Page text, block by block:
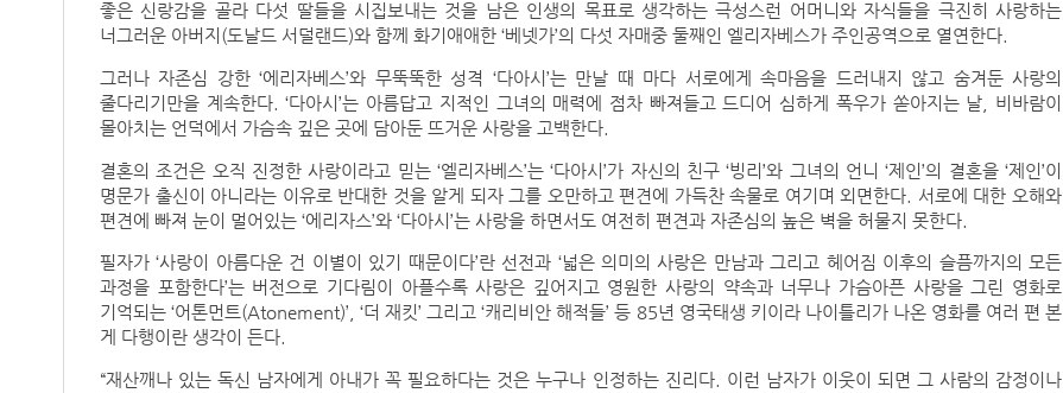
좋은 신랑감을 골라 다섯 딸들을 시집보내는 것을 남은 인생의 목표로 생각하는 극성스런 어머니와 자식들을 극진히 사랑하는
너그러운 아버지(도날드 서덜랜드)와 함께 화기애애한 ‘베넷가’의 다섯 자매중 둘째인 엘리자베스가 주인공역으로 열연한다.
그러나 자존심 강한 ‘에리자베스’와 무뚝뚝한 성격 ‘다아시’는 만날 때 마다 서로에게 속마음을 드러내지 않고 숨겨둔 사랑의
줄다리기만을 계속한다. ‘다아시’는 아름답고 지적인 그녀의 매력에 점차 빠져들고 드디어 심하게 폭우가 쏟아지는 날, 비바람이
몰아치는 언덕에서 가슴속 깊은 곳에 담아둔 뜨거운 사랑을 고백한다.
결혼의 조건은 오직 진정한 사랑이라고 믿는 ‘엘리자베스’는 ‘다아시’가 자신의 친구 ‘빙리’와 그녀의 언니 ‘제인’의 결혼을 ‘제인’이
명문가 출신이 아니라는 이유로 반대한 것을 알게 되자 그를 오만하고 편견에 가득찬 속물로 여기며 외면한다. 서로에 대한 오해와
편견에 빠져 눈이 멀어있는 ‘에리자스’와 ‘다아시’는 사랑을 하면서도 여전히 편견과 자존심의 높은 벽을 허물지 못한다.
필자가 ‘사랑이 아름다운 건 이별이 있기 때문이다’란 선전과 ‘넓은 의미의 사랑은 만남과 그리고 헤어짐 이후의 슬픔까지의 모든
과정을 포함한다’는 버전으로 기다림이 아플수록 사랑은 깊어지고 영원한 사랑의 약속과 너무나 가슴아픈 사랑을 그린 영화로
기억되는 ‘어톤먼트(Atonement)’, ‘더 재킷’ 그리고 ‘캐리비안 해적들’ 등 85년 영국태생 키이라 나이틀리가 나온 영화를 여러 편 본
게 다행이란 생각이 든다.
“재산깨나 있는 독신 남자에게 아내가 꼭 필요하다는 것은 누구나 인정하는 진리다. 이런 남자가 이웃이 되면 그 사람의 감정이나